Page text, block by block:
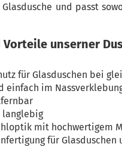
und passt
unserner
für Glasduschen bei
einfach im
langlebig
mit hochwertigem
für Glasduschen